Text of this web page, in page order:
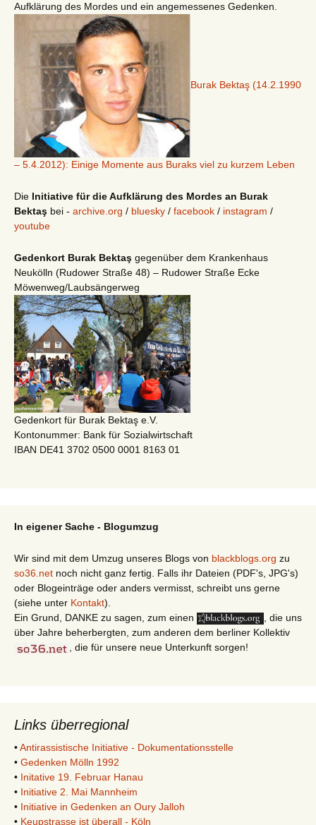
Aufklärung des Mordes und ein angemessenes Gedenken.
Burak Bektaş (14.2.1990
– 5.4.2012): Einige Momente aus Buraks viel zu kurzem Leben
Die Initiative für die Aufklärung des Mordes an Burak
Bektaş bei - archive.org / bluesky / facebook / instagram /
youtube
Gedenkort Burak Bektaş gegenüber dem Krankenhaus
Neukölln (Rudower Straße 48) – Rudower Straße Ecke
Möwenweg/Laubsängerweg
Gedenkort für Burak Bektaş e.V.
Kontonummer: Bank für Sozialwirtschaft
IBAN DE41 3702 0500 0001 8163 01
In eigener Sache - Blogumzug
Wir sind mit dem Umzug unseres Blogs von blackblogs.org zu
so36.net noch nicht ganz fertig. Falls ihr Dateien (PDF's, JPG's)
oder Blogeinträge oder anders vermisst, schreibt uns gerne
(siehe unter Kontakt).
Ein Grund, DANKE zu sagen, zum einen
, die uns
über Jahre beherbergten, zum anderen dem berliner Kollektiv
, die für unsere neue Unterkunft sorgen!
Links überregional
•Antirassistische Initiative - Dokumentationsstelle
• Gedenken Mölln 1992
• Initative 19. Februar Hanau
• Initiative 2. Mai Mannheim
• Initiative in Gedenken an Oury Jalloh
• Keupstrasse ist überall - Köln